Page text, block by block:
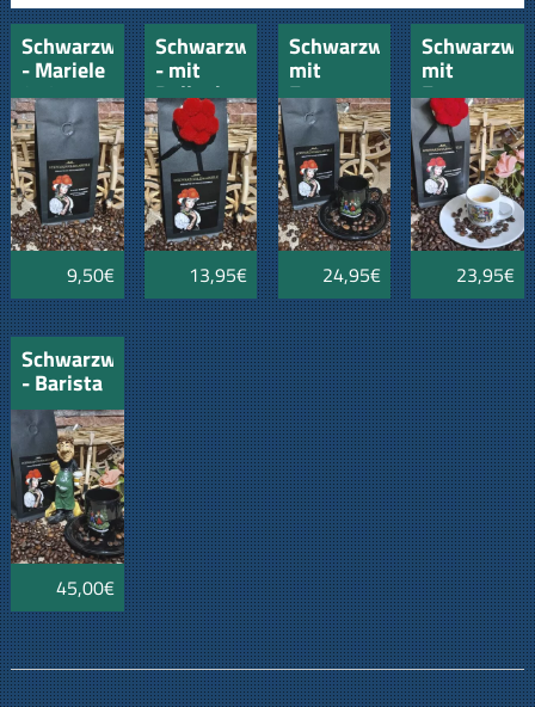
Schwarzwaldkaffee
- Mariele
250gr
9,50€
Schwarzwaldkaffee
- mit
Bollenhut
13,95€
Schwarzwaldkaffee
mit
Espressotasse
24,95€
mit
23,95€
Schwarzwaldkaffee
- Barista
und
Tasse
45,00€